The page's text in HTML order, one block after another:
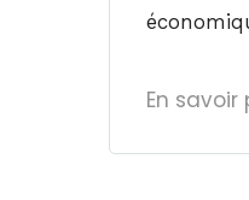
En savoir